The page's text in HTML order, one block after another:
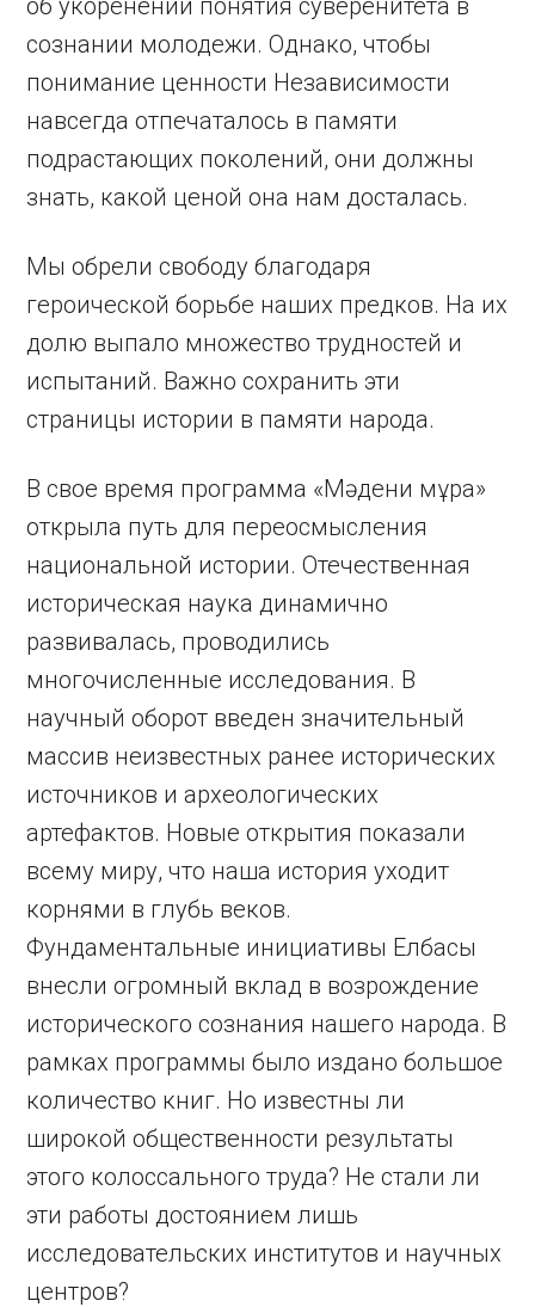
об укоренении понятия суверенитета в
сознании молодежи. Однако, чтобы
понимание ценности Независимости
навсегда отпечаталось в памяти
подрастающих поколений, они должны
знать, какой ценой она нам досталась.
Мы обрели свободу благодаря
героической борьбе наших предков. На их
долю выпало множество трудностей и
испытаний. Важно сохранить эти
страницы истории в памяти народа.
В свое время программа «Мәдени мұра»
открыла путь для переосмысления
национальной истории. Отечественная
историческая наука динамично
развивалась, проводились
многочисленные исследования. В
научный оборот введен значительный
массив неизвестных ранее исторических
источников и археологических
артефактов. Новые открытия показали
всему миру, что наша история уходит
корнями в глубь веков.
Фундаментальные инициативы Елбасы
внесли огромный вклад в возрождение
исторического сознания нашего народа. В
рамках программы было издано большое
количество книг. Но известны ли
широкой общественности результаты
этого колоссального труда? Не стали ли
эти работы достоянием лишь
исследовательских институтов и научных
центров?